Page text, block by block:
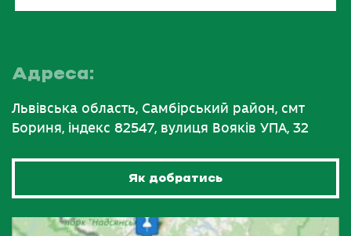
Адреса:
Львівська область, Самбірський район, смт
Бориня, індекс 82547, вулиця Вояків УПА, 32
Як добратись